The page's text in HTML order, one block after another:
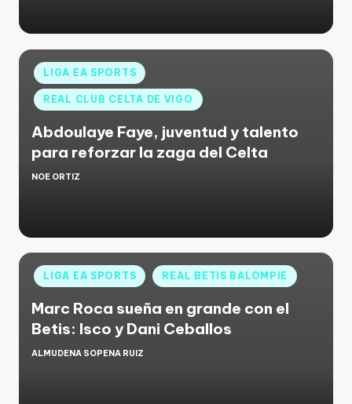
LIGA EA SPORTS
REAL CLUB CELTA DE VIGO
Abdoulaye Faye, juventud y talento
para reforzar la zaga del Celta
NOE ORTIZ
LIGA EA SPORTS REAL BETIS BALOMPIE
Marc Roca sueña en grande con el
Betis: Isco y Dani Ceballos
ALMUDENA SOPENA RUIZ